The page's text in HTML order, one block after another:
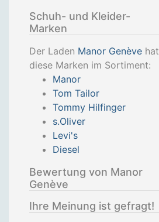
Schuh- und Kleider-
Marken
Der Laden Manor Genève hat
diese Marken im Sortiment:
Manor
Tom Tailor
Tommy Hilfinger
s.Oliver
Levi's
Diesel
Bewertung von Manor
Genève
Ihre Meinung ist gefragt!